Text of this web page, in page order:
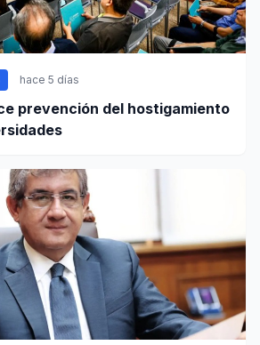
hace 5 días
prevención del hostigamiento